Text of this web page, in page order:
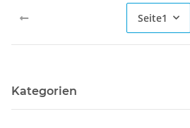
Seite1
Kategorien